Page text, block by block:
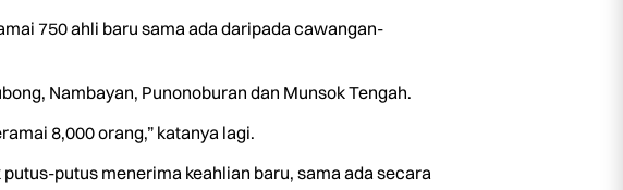
750 ahli baru sama ada daripada cawangan-
Nambayan, Punonoburan dan Munsok Tengah.
8,000 orang,” katanya lagi.
putus menerima keahlian baru, sama ada secara